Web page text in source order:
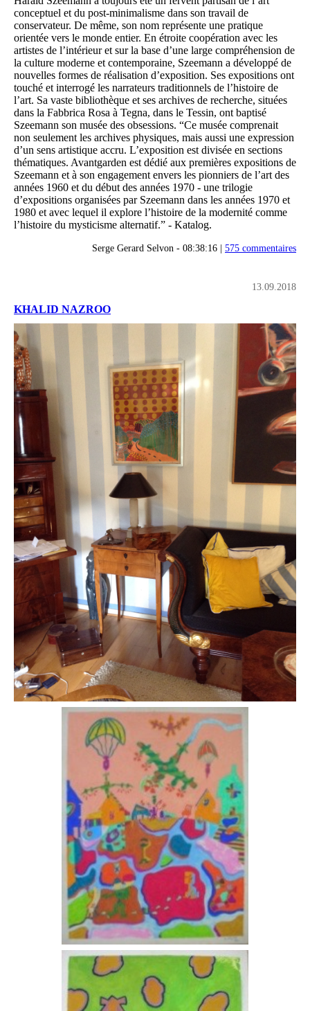
conceptuel et du post-minimalisme dans son travail de
conservateur. De même, son nom représente une pratique
orientée vers le monde entier. En étroite coopération avec les
artistes de l’intérieur et sur la base d’une large compréhension de
la culture moderne et contemporaine, Szeemann a développé de
nouvelles formes de réalisation d’exposition. Ses expositions ont
touché et interrogé les narrateurs traditionnels de l’histoire de
l’art. Sa vaste bibliothèque et ses archives de recherche, situées
dans la Fabbrica Rosa à Tegna, dans le Tessin, ont baptisé
Szeemann son musée des obsessions. “Ce musée comprenait
non seulement les archives physiques, mais aussi une expression
d’un sens artistique accru. L’exposition est divisée en sections
thématiques. Avantgarden est dédié aux premières expositions de
Szeemann et à son engagement envers les pionniers de l’art des
années 1960 et du début des années 1970 - une trilogie
d’expositions organisées par Szeemann dans les années 1970 et
1980 et avec lequel il explore l’histoire de la modernité comme
l’histoire du mysticisme alternatif.” - Katalog.
Serge Gerard Selvon - 08:38:16 | 575 commentaires
13.09.2018
KHALID NAZROO